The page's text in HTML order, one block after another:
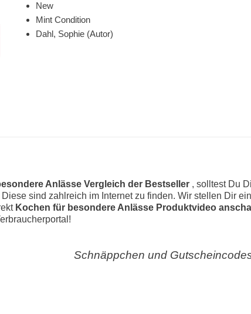
New
Mint Condition
Dahl, Sophie (Autor)
Anlässe Vergleich der Bestseller , solltest Du
sind zahlreich im Internet zu finden. Wir stellen Dir
Kochen für besondere Anlässe Produktvideo
Schnäppchen und